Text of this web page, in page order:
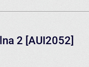
2 [AUI2052]